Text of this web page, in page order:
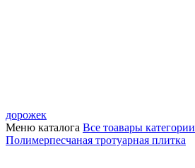
дорожек
Меню каталога Все тоавары категории
Полимерпесчаная тротуарная плитка